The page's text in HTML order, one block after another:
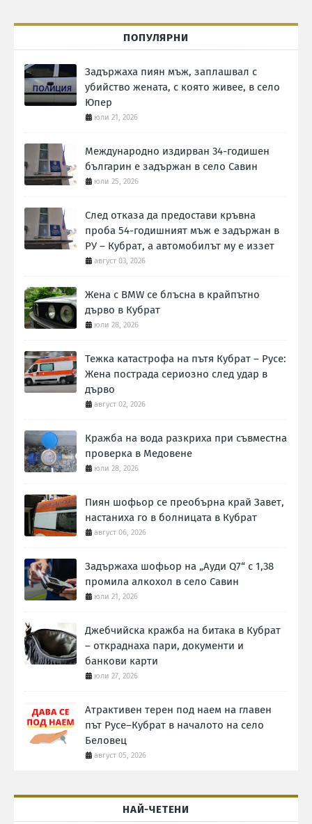
ПОПУЛЯРНИ
Задържаха пиян мъж, заплашвал с
убийство жената, с която живее, в село
Юпер
юли 21, 2026
Международно издирван 34-годишен
българин е задържан в село Савин
юли 25, 2026
След отказа да предостави кръвна
проба 54-годишният мъж е задържан в
РУ – Кубрат, а автомобилът му е иззет
август 03, 2026
Жена с BMW се блъсна в крайпътно
дърво в Кубрат
юли 28, 2026
Тежка катастрофа на пътя Кубрат – Русе:
Жена пострада сериозно след удар в
дърво
август 02, 2026
Кражба на вода разкриха при съвместна
проверка в Медовене
юли 28, 2026
Пиян шофьор се преобърна край Завет,
настаниха го в болницата в Кубрат
август 06, 2026
Задържаха шофьор на „Ауди Q7“ с 1,38
промила алкохол в село Савин
юли 21, 2026
Джебчийска кражба на битака в Кубрат
– откраднаха пари, документи и
банкови карти
юли 27, 2026
Атрактивен терен под наем на главен
път Русе–Кубрат в началото на село
Беловец
август 05, 2026
НАЙ-ЧЕТЕНИ